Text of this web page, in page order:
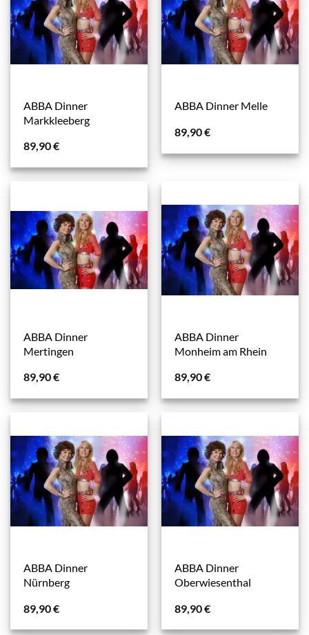
ABBA Dinner
Markkleeberg
89,90€
ABBA Dinner Melle
89,90€
ABBA Dinner
Mertingen
89,90€
ABBA Dinner
Monheim am Rhein
89,90€
ABBA Dinner
Nürnberg
89,90€
ABBA Dinner
Oberwiesenthal
89,90€